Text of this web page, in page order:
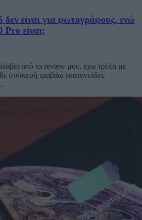
δεν είναι για φωτογράφους, ενώ
είναι;
από τα review μου, έχω τρέλα με
συσκευή τραβάω εκατοντάδες